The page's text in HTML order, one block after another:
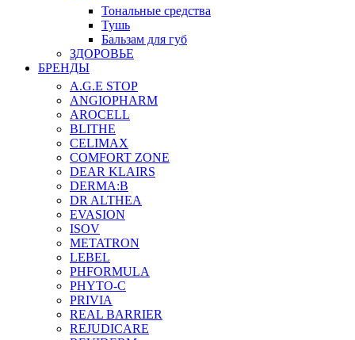
Тональные средства
Тушь
Бальзам для губ
ЗДОРОВЬЕ
БРЕНДЫ
A.G.E STOP
ANGIOPHARM
AROCELL
BLITHE
CELIMAX
COMFORT ZONE
DEAR KLAIRS
DERMA:B
DR ALTHEA
EVASION
ISOV
METATRON
LEBEL
PHFORMULA
PHYTO-C
PRIVIA
REAL BARRIER
REJUDICARE